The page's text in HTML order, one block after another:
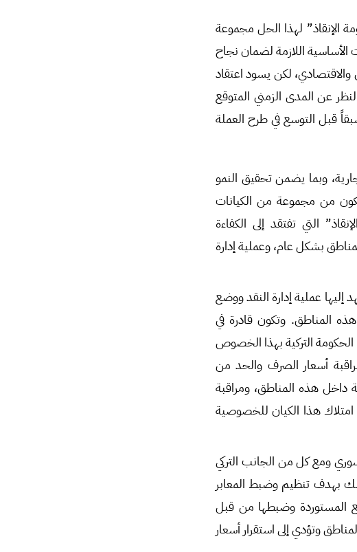
الإنقاذ” لهذا الحل مجموعة
اللازمة لضمان نجاح
لكن يسود اعتقاد
عن المدى الزمني المتوقع
قبل التوسع في طرح العملة
وبما يضمن تحقيق النمو
من مجموعة من الكيانات
التي تفتقد إلى الكفاءة
بشكل عام، وعملية إدارة
عملية إدارة النقد ووضع
المناطق. وتكون قادرة في
الحكومة التركية بهذا الخصوص
أسعار الصرف والحد من
داخل هذه المناطق، ومراقبة
هذا الكيان للخصوصية
ومع كل من الجانب التركي
بهدف تنظيم وضبط المعابر
المستوردة وضبطها من قبل
وتؤدي إلى استقرار أسعار